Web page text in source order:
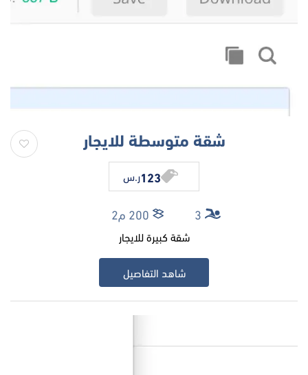
شقة متوسطة للايجار
123ر.س
3 200 م2
شقة كبيرة للايجار
شاهد التفاصيل